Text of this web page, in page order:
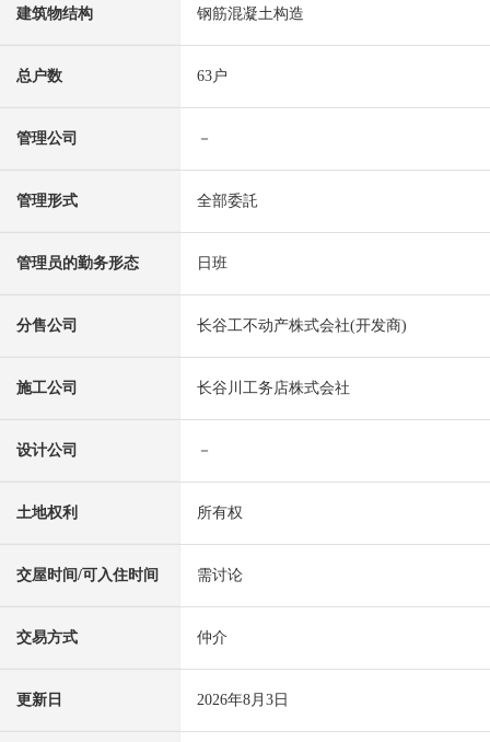
建筑物结构 钢筋混凝土构造
总户数 63户
管理公司 －
管理形式 全部委託
管理员的勤务形态 日班
分售公司 长谷工不动产株式会社(开发商)
施工公司 长谷川工务店株式会社
设计公司 －
土地权利 所有权
交屋时间/可入住时间 需讨论
交易方式 仲介
更新日 2026年8月3日